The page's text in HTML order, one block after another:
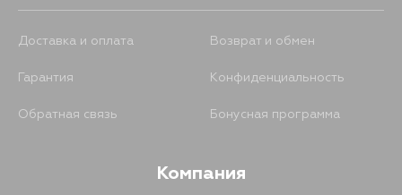
Доставка и оплата Возврат и обмен
Гарантия Конфиденциальность
Обратная связь Бонусная программа
Компания